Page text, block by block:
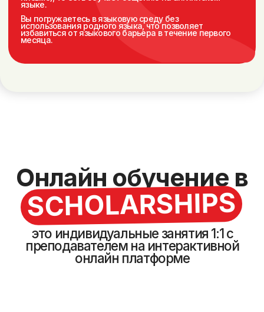
1. Персонализированный
подход
• Учебный план составляется с учётом целей,